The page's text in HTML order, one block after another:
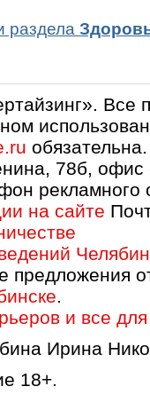
раздела
обязательна.
78б, офис
рекламного
на сайте
предложения
.
и все
Ирина
18+.